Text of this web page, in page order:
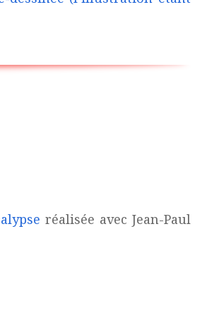
réalisée avec Jean-Paul